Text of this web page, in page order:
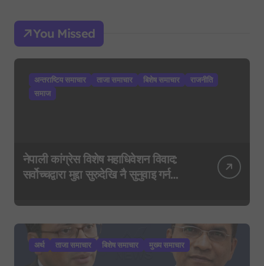
You Missed
अन्तराष्टिय समाचार ताजा समाचार बिशेष समाचार
राजनीति
समाज
नेपाली कांग्रेस विशेष महाधिवेशन विवाद:
सर्वोच्चद्वारा मुद्दा सुरुदेखि नै सुनुवाइ गर्न
अर्थ ताजा समाचार बिशेष समाचार मुख्य समाचार